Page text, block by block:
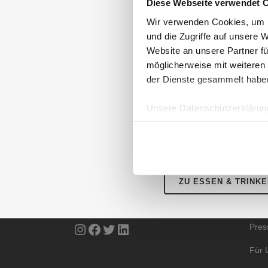
Diese Webseite verwendet
Wir verwenden Cookies,
und die Zugriffe auf unsere
Website an unsere Partner
möglicherweise mit
der Dienste gesammelt
Unsere
Deutschland befragt,
am meisten?“
Testsieger in der
Rang ist der
am Seitenanfang –
Detaillierte
ZU ESSEN &
Instagram
Facebook
Twitter
LinkedIn
Für